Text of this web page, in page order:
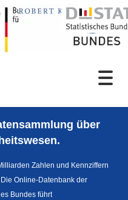
über
Zahlen und Kennziffern
Online-Datenbank der
Bundes führt